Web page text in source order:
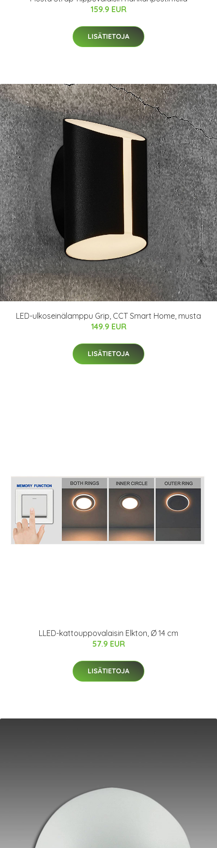
159.9 EUR
LISÄTIETOJA
LED-ulkoseinälamppu Grip, CCT Smart Home, musta
149.9 EUR
LISÄTIETOJA
LLED-kattouppovalaisin Elkton, Ø 14 cm
57.9 EUR
LISÄTIETOJA